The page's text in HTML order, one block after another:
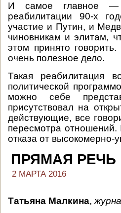
И самое главное —
реабилитации 90-х
участие и Путин, и
чиновникам и элитам,
этом принято
очень полезное дело.
Такая реабилитация
политической
можно себе
присутствовал на
действующие, все
пересмотра отношений.
отказа от высокомерно-
ПРЯМАЯ РЕЧЬ
2 МАРТА 2016
Татьяна Малкина,